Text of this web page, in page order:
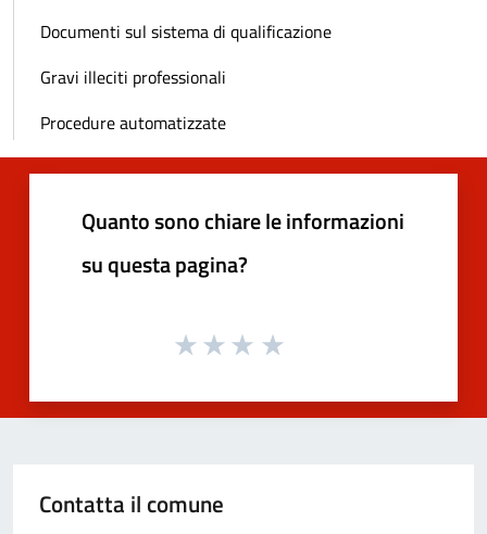
Documenti sul sistema di qualificazione
Gravi illeciti professionali
Procedure automatizzate
Quanto sono chiare le informazioni
su questa pagina?
Contatta il comune